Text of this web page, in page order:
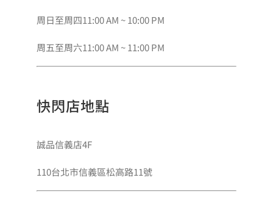
周日至周四11:00 AM ~ 10:00 PM
周五至周六11:00 AM ~ 11:00 PM
快閃店地點
誠品信義店4F
110台北市信義區松高路11號